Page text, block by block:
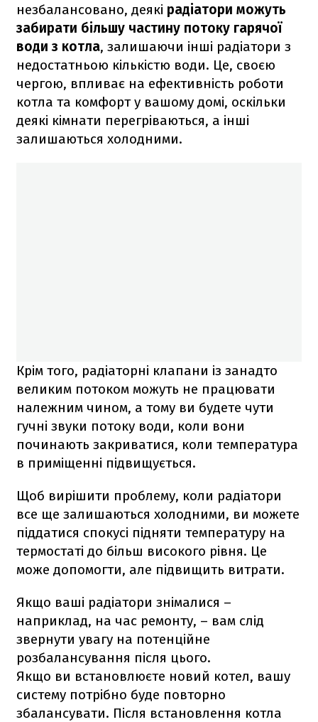
незбалансовано, деякі радіатори можуть
забирати більшу частину потоку гарячої
води з котла, залишаючи інші радіатори з
недостатньою кількістю води. Це, своєю
чергою, впливає на ефективність роботи
котла та комфорт у вашому домі, оскільки
деякі кімнати перегріваються, а інші
залишаються холодними.
Крім того, радіаторні клапани із занадто
великим потоком можуть не працювати
належним чином, а тому ви будете чути
гучні звуки потоку води, коли вони
починають закриватися, коли температура
в приміщенні підвищується.
Щоб вирішити проблему, коли радіатори
все ще залишаються холодними, ви можете
піддатися спокусі підняти температуру на
термостаті до більш високого рівня. Це
може допомогти, але підвищить витрати.
Якщо ваші радіатори знімалися –
наприклад, на час ремонту, – вам слід
звернути увагу на потенційне
розбалансування після цього.
Якщо ви встановлюєте новий котел, вашу
систему потрібно буде повторно
збалансувати. Після встановлення котла